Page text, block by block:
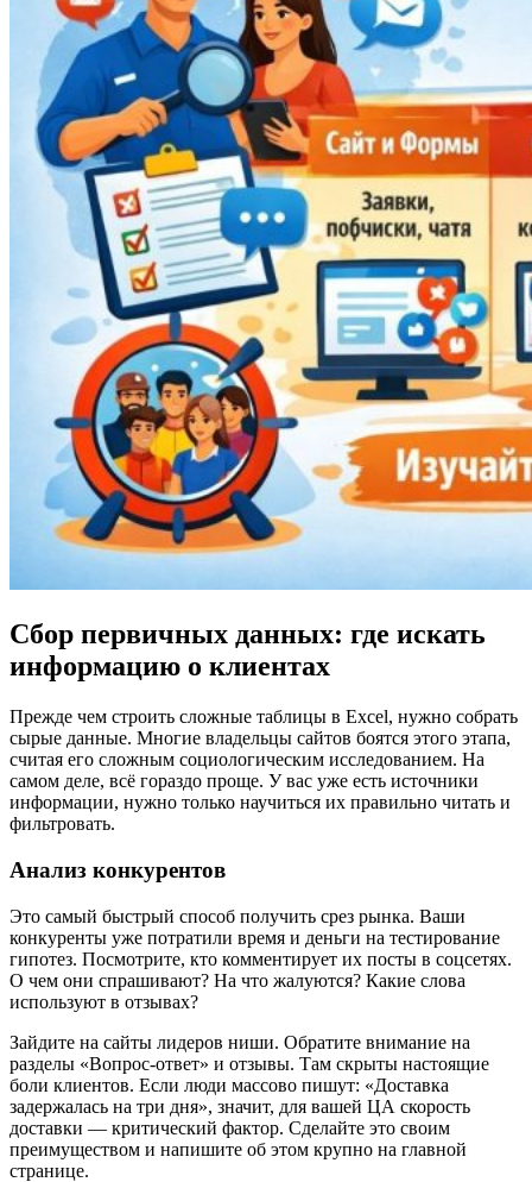
Сбор первичных данных: где искать
информацию о клиентах
Прежде чем строить сложные таблицы в Excel, нужно собрать
сырые данные. Многие владельцы сайтов боятся этого этапа,
считая его сложным социологическим исследованием. На
самом деле, всё гораздо проще. У вас уже есть источники
информации, нужно только научиться их правильно читать и
фильтровать.
Анализ конкурентов
Это самый быстрый способ получить срез рынка. Ваши
конкуренты уже потратили время и деньги на тестирование
гипотез. Посмотрите, кто комментирует их посты в соцсетях.
О чем они спрашивают? На что жалуются? Какие слова
используют в отзывах?
Зайдите на сайты лидеров ниши. Обратите внимание на
разделы «Вопрос-ответ» и отзывы. Там скрыты настоящие
боли клиентов. Если люди массово пишут: «Доставка
задержалась на три дня», значит, для вашей ЦА скорость
доставки — критический фактор. Сделайте это своим
преимуществом и напишите об этом крупно на главной
странице.